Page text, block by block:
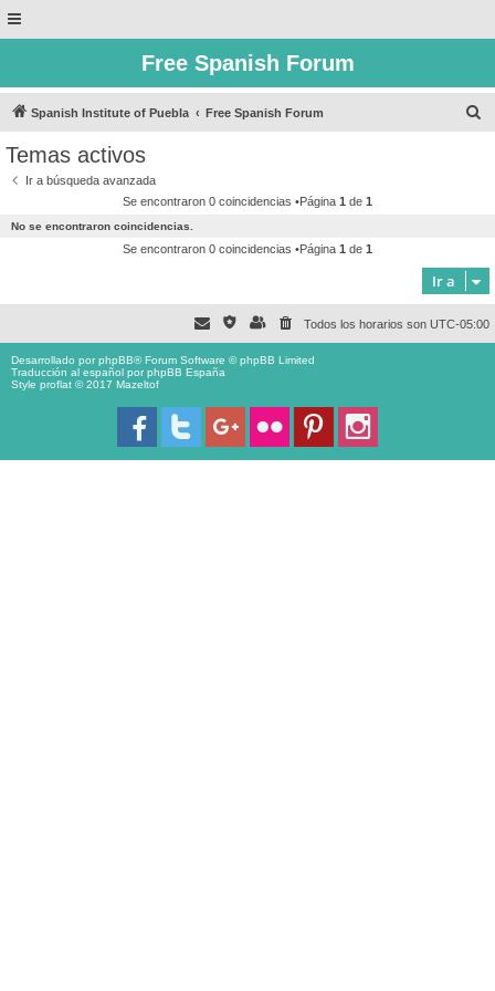
Free Spanish Forum
Spanish Institute of Puebla Free Spanish Forum
Temas activos
Ir a búsqueda avanzada
Se encontraron 0 coincidencias •Página 1 de 1
No se encontraron coincidencias.
Se encontraron 0 coincidencias •Página 1 de 1
Ir a
Todos los horarios son UTC-05:00
Desarrollado porphpBB® Forum Software © phpBB Limited
Traducción al español porphpBB España
Style proflat © 2017 Mazeltof